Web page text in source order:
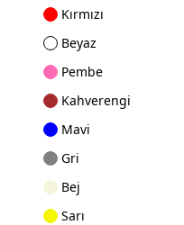
Kırmızı
Beyaz
Pembe
Kahverengi
Mavi
Gri
Bej
Sarı